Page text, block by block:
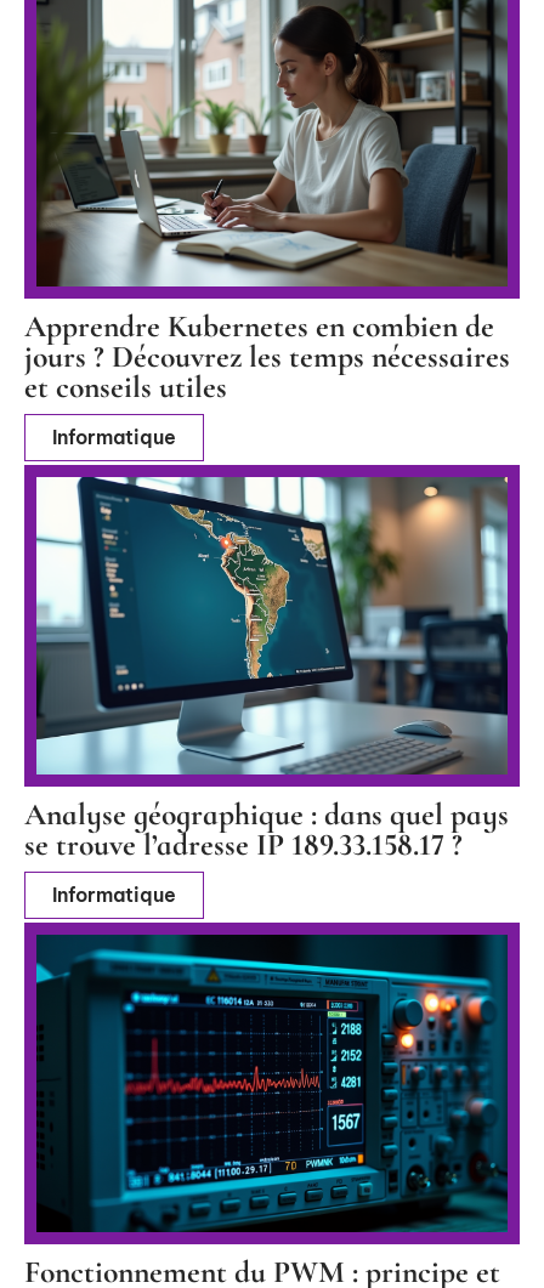
Apprendre Kubernetes en combien de
jours ? Découvrez les temps nécessaires
et conseils utiles
Informatique
Analyse géographique : dans quel pays
se trouve l’adresse IP 189.33.158.17 ?
Informatique
Fonctionnement du PWM : principe et